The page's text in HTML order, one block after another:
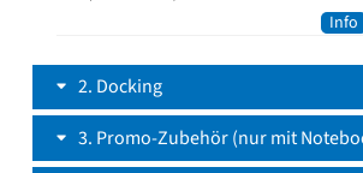
Info
2 Docking
3 Promo-Zubehör (nur mit